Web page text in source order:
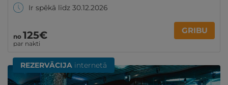
Ir spēkā līdz 30.12.2026
no 125€
par nakti
GRIBU
REZERVĀCIJA internetā